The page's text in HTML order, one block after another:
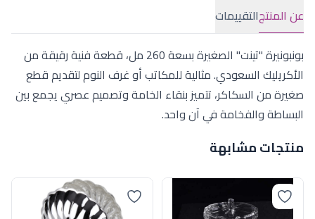
عن المنتجالتقييمات
بونبونيرة "تينت" الصغيرة بسعة 260 مل، قطعة فنية رقيقة من
الأكريليك السعودي. مثالية للمكاتب أو غرف النوم لتقديم قطع
صغيرة من السكاكر، تتميز بنقاء الخامة وتصميم عصري يجمع بين
البساطة والفخامة في آن واحد.
منتجات مشابهة